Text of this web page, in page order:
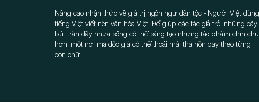
Nâng cao nhận thức về giá trị ngôn ngữ dân tộc - Người Việt dùng
tiếng Việt viết nên văn hóa Việt. Để giúp các tác giả trẻ, những cây
bút tràn đầy nhựa sống có thể sáng tạo những tác phẩm chỉn chu
hơn, một nơi mà độc giả có thể thoải mái thả hồn bay theo từng
con chữ.